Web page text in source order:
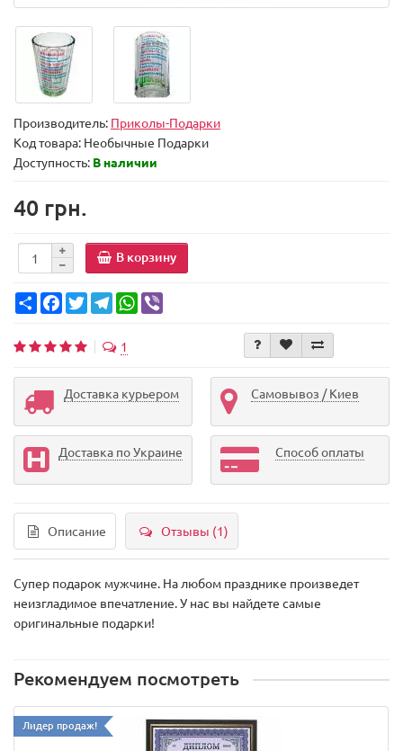
Производитель: Приколы-Подарки
Код товара: Необычные Подарки
Доступность: В наличии
40 грн.
В корзину
Share FacebookTwitterTelegramWhatsApp
1
Доставка курьером Самовывоз / Киев
Доставка по Украине Способ оплаты
Описание Отзывы (1)
Супер подарок мужчине. На любом празднике произведет
неизгладимое впечатление. У нас вы найдете самые
оригинальные подарки!
Рекомендуем посмотреть
Лидер продаж!